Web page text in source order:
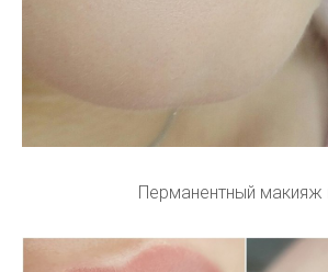
Перманентный макияж